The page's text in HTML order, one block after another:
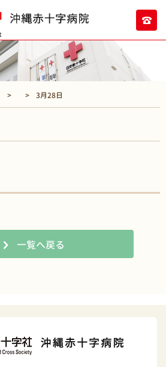
3月28日
一覧へ戻る